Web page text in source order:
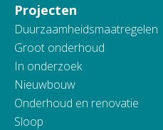
Projecten
Duurzaamheidsmaatregelen
Groot onderhoud
In onderzoek
Nieuwbouw
Onderhoud en renovatie
Sloop